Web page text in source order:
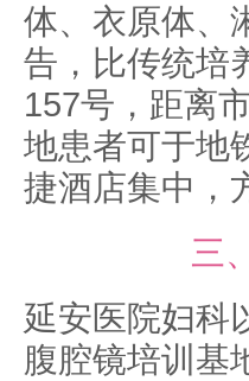
体、衣原体、
告，比传统培
157号，距离
地患者可于地
捷酒店集中，
三
延安医院妇科
腹腔镜培训基